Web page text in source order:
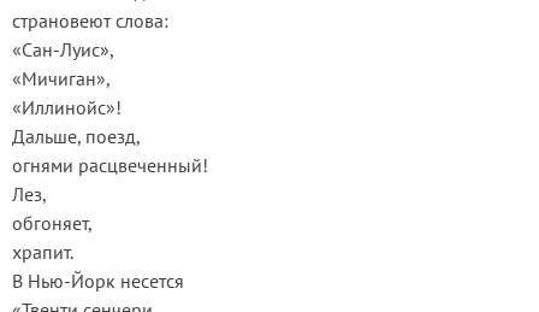
страновеют слова:
«Сан-Луис»,
«Мичиган»,
«Иллинойс»!
Дальше, поезд,
огнями расцвеченный!
Лез,
обгоняет,
храпит.
В Нью-Йорк несется